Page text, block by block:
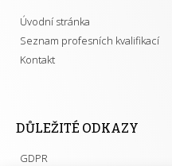
Úvodní stránka
Seznam profesních kvalifikací
Kontakt
DŮLEŽITÉ ODKAZY
GDPR